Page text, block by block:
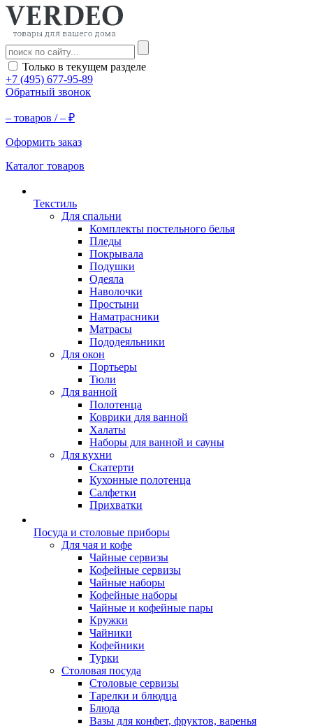
Только в текущем разделе
+7 (495) 677-95-89
Обратный звонок
– товаров /– ₽
Оформить заказ
Каталог товаров
Текстиль
Для спальни
Комплекты постельного белья
Пледы
Покрывала
Подушки
Одеяла
Наволочки
Простыни
Наматрасники
Матрасы
Пододеяльники
Для окон
Портьеры
Тюли
Для ванной
Полотенца
Коврики для ванной
Халаты
Наборы для ванной и сауны
Для кухни
Скатерти
Кухонные полотенца
Салфетки
Прихватки
Посуда и столовые приборы
Для чая и кофе
Чайные сервизы
Кофейные сервизы
Чайные наборы
Кофейные наборы
Чайные и кофейные пары
Кружки
Чайники
Кофейники
Турки
Столовая посуда
Столовые сервизы
Тарелки и блюдца
Блюда
Вазы для конфет, фруктов, варенья